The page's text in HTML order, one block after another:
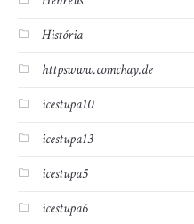
História
httpswww.comchay.de
icestupa10
icestupa13
icestupa5
icestupa6